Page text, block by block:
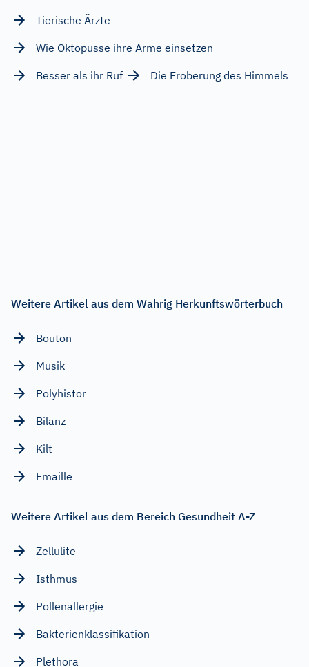
Tierische Ärzte
Wie Oktopusse ihre Arme einsetzen
Besser als ihr Ruf
Die Eroberung des Himmels
Weitere Artikel aus dem Wahrig Herkunftswörterbuch
Bouton
Musik
Polyhistor
Bilanz
Kilt
Emaille
Weitere Artikel aus dem Bereich Gesundheit A-Z
Zellulite
Isthmus
Pollenallergie
Bakterienklassifikation
Plethora